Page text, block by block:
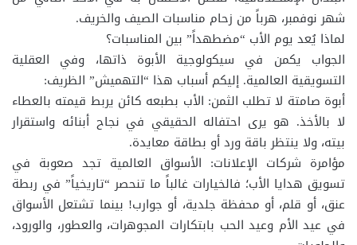
شهر نوفمبر، هرباً من زحام مناسبات الصيف والخريف.
لماذا يُعد يوم الأب “مضطهداً” بين المناسبات؟
الجواب يكمن في سيكولوجية الأبوة ذاتها، وفي العقلية
التسويقية العالمية. إليكم أسباب هذا “التهميش” الظريف:
أبوة صامتة لا تطلب الثمن: الأب بطبعه كائن يربط قيمته بالعطاء
لا بالأخذ. هو يرى احتفاله الحقيقي في نجاح أبنائه واستقرار
بيته، ولا ينتظر باقة ورد أو بطاقة معايدة.
مؤامرة شركات الإعلانات: الأسواق العالمية تجد صعوبة في
تسويق هدايا الأب؛ فالخيارات غالباً ما تنحصر “تاريخياً” في ربطة
عنق، أو قلم، أو محفظة جلدية، أو جوارب! بينما تشتعل الأسواق
في عيد الأم وعيد الحب بابتكارات المجوهرات، والعطور، والورود،